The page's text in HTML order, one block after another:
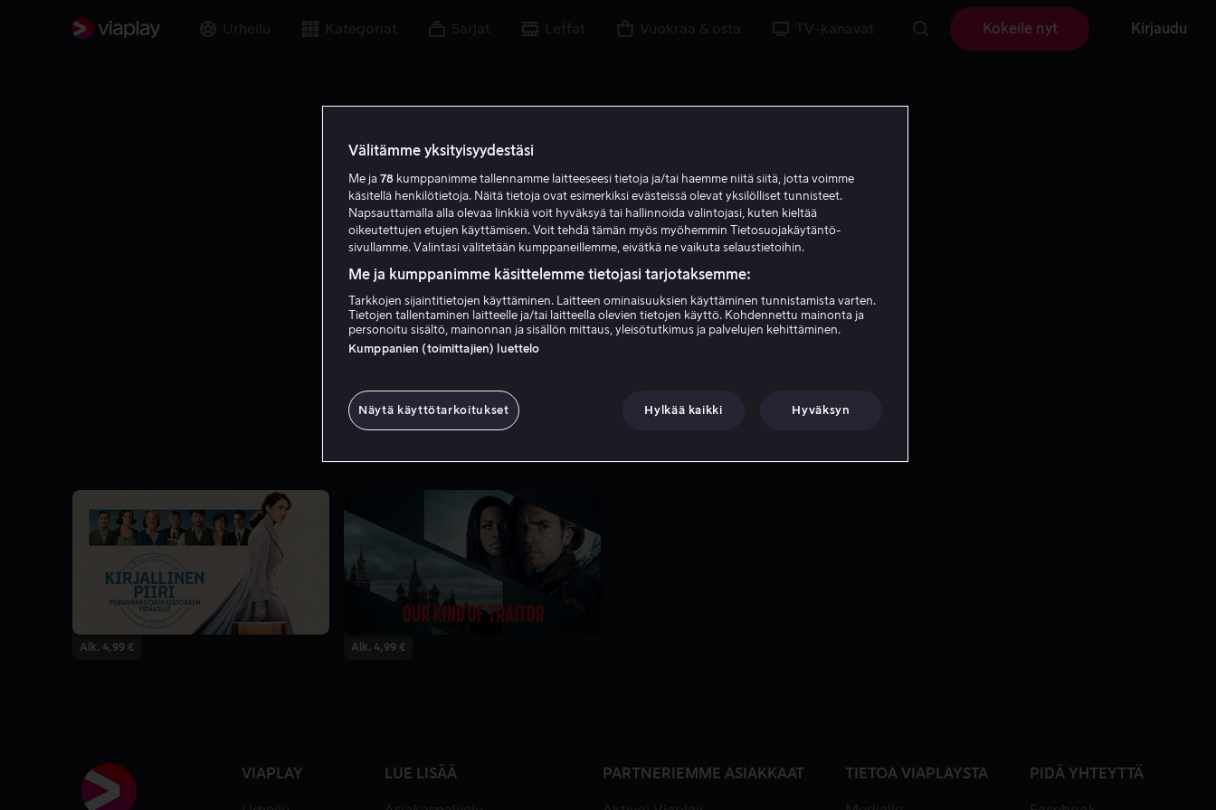
Urheilu Kategoriat Sarjat Leffat Vuokraa & osta TV-kanavat Kokeile nyt Kirjaudu
Marek Oravec
Alk. 4,99 € Alk. 4,99 €
VIAPLAY LUE LISÄÄ PARTNERIEMME ASIAKKAAT TIETOA VIAPLAYSTA PIDÄ YHTEYTTÄ
Välitämme yksityisyydestäsi
Me ja 78 kumppanimme tallennamme laitteeseesi tietoja ja/tai haemme niitä siitä, jotta voimme
käsitellä henkilötietoja. Näitä tietoja ovat esimerkiksi evästeissä olevat yksilölliset tunnisteet.
Napsauttamalla alla olevaa linkkiä voit hyväksyä tai hallinnoida valintojasi, kuten kieltää
oikeutettujen etujen käyttämisen. Voit tehdä tämän myös myöhemmin Tietosuojakäytäntö-
sivullamme. Valintasi välitetään kumppaneillemme, eivätkä ne vaikuta selaustietoihin.
Me ja kumppanimme käsittelemme tietojasi tarjotaksemme:
Tarkkojen sijaintitietojen käyttäminen. Laitteen ominaisuuksien käyttäminen tunnistamista varten.
Tietojen tallentaminen laitteelle ja/tai laitteella olevien tietojen käyttö. Kohdennettu mainonta ja
personoitu sisältö, mainonnan ja sisällön mittaus, yleisötutkimus ja palvelujen kehittäminen.
Kumppanien (toimittajien) luettelo
Näytä käyttötarkoitukset Hylkää kaikki Hyväksyn